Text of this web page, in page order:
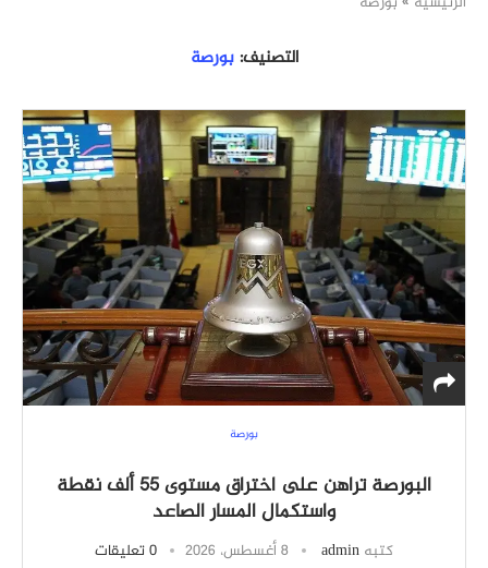
التصنيف: بورصة
بورصة
البورصة تراهن على اختراق مستوى 55 ألف نقطة
واستكمال المسار الصاعد
كتبه admin 8 أغسطس، 2026 0 تعليقات